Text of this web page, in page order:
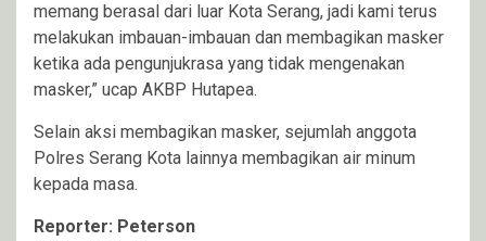
memang berasal dari luar Kota Serang, jadi kami terus
melakukan imbauan-imbauan dan membagikan masker
ketika ada pengunjukrasa yang tidak mengenakan
masker,” ucap AKBP Hutapea.
Selain aksi membagikan masker, sejumlah anggota
Polres Serang Kota lainnya membagikan air minum
kepada masa.
Reporter: Peterson